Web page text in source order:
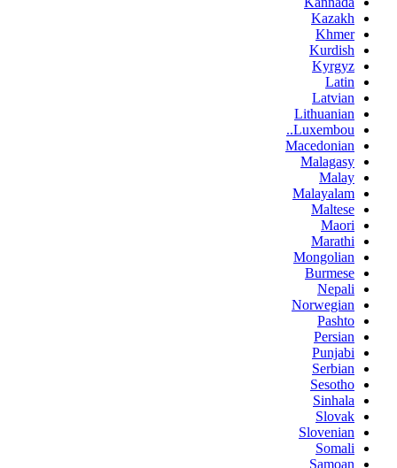
Kazakh
Khmer
Kurdish
Kyrgyz
Latin
Latvian
Lithuanian
Luxembou..
Macedonian
Malagasy
Malay
Malayalam
Maltese
Maori
Marathi
Mongolian
Burmese
Nepali
Norwegian
Pashto
Persian
Punjabi
Serbian
Sesotho
Sinhala
Slovak
Slovenian
Somali
Samoan